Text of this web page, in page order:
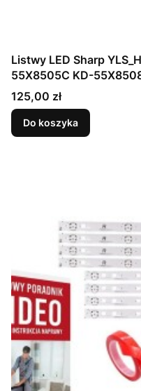
Listwy LED Sharp
55X8505C KD-
KD-55X8509C SYV5541
Cena
125,00 zł
Do koszyka